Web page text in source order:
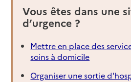
Vous êtes dans une
d’urgence ?
Mettre en place des
soins à domicile
Organiser une sortie